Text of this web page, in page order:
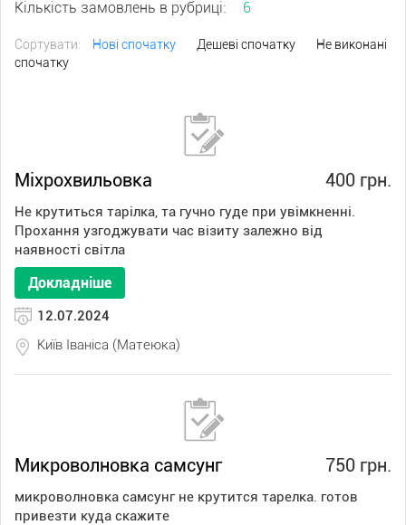
Кількість замовлень в рубриці: 6
Сортувати: Нові спочатку Дешеві спочатку
Не виконані
спочатку
400 грн.
Міхрохвильовка
Не крутиться тарілка, та гучно гуде при увімкненні.
Прохання узгоджувати час візиту залежно від
наявності світла
Докладніше
12.07.2024
Київ Іваніса (Матеюка)
750 грн.
Микроволновка самсунг
микроволновка самсунг не крутится тарелка. готов
привезти куда скажите